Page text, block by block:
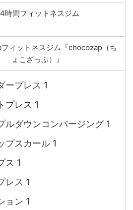
時間フィットネスジム
フィットネスジム『chocozap（ち
ょこざっぷ）』
ープレス 1
プレス 1
ルダウンコンバージング 1
プスカール 1
ス 1
レス 1
ョン 1